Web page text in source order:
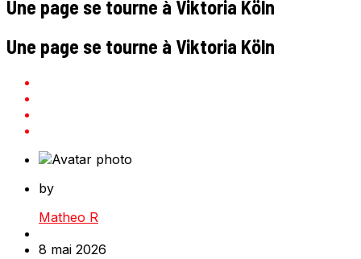
Une page se tourne à Viktoria Köln
Une page se tourne à Viktoria Köln
by
Matheo R
8 mai 2026